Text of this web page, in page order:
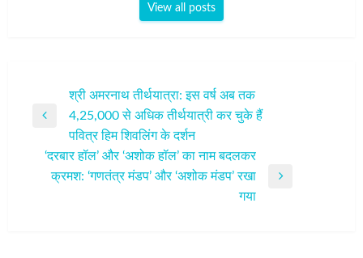
View all posts
नेविगेशन
Previous
श्री अमरनाथ तीर्थयात्रा: इस वर्ष अब तक
4,25,000 से अधिक तीर्थयात्री कर चुके हैं
पवित्र हिम शिवलिंग के दर्शन
Next
‘दरबार हॉल’ और ‘अशोक हॉल’ का नाम बदलकर
क्रमश: ‘गणतंत्र मंडप’ और ‘अशोक मंडप’ रखा
गया